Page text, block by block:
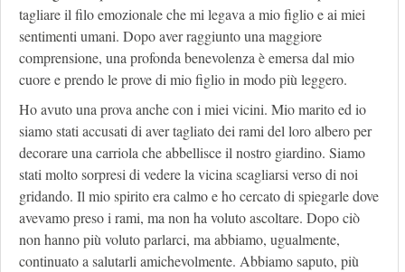
tagliare il filo emozionale che mi legava a mio figlio e ai miei
sentimenti umani. Dopo aver raggiunto una maggiore
comprensione, una profonda benevolenza è emersa dal mio
cuore e prendo le prove di mio figlio in modo più leggero.
Ho avuto una prova anche con i miei vicini. Mio marito ed io
siamo stati accusati di aver tagliato dei rami del loro albero per
decorare una carriola che abbellisce il nostro giardino. Siamo
stati molto sorpresi di vedere la vicina scagliarsi verso di noi
gridando. Il mio spirito era calmo e ho cercato di spiegarle dove
avevamo preso i rami, ma non ha voluto ascoltare. Dopo ciò
non hanno più voluto parlarci, ma abbiamo, ugualmente,
continuato a salutarli amichevolmente. Abbiamo saputo, più